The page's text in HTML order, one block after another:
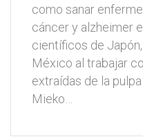
como sanar
cáncer y alzheimer
científicos de
México al trabajar
extraídas de la
Mieko…